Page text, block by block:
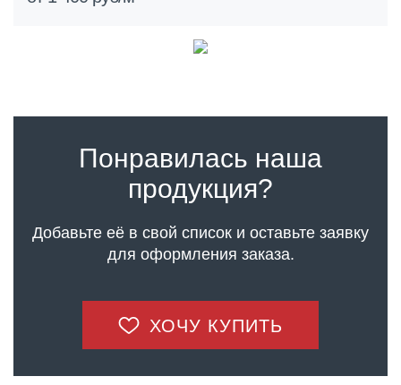
Понравилась наша
продукция?
Добавьте её в свой список и оставьте заявку
для оформления заказа.
ХОЧУ КУПИТЬ